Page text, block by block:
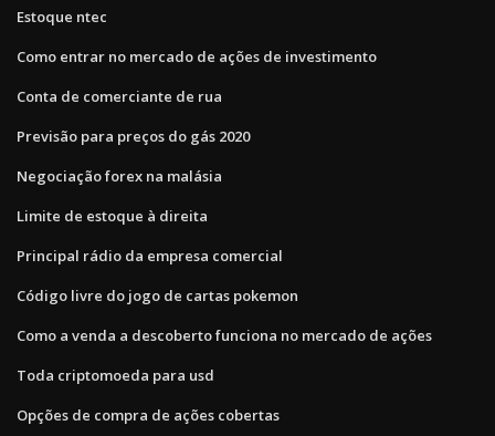
Estoque ntec
Como entrar no mercado de ações de investimento
Conta de comerciante de rua
Previsão para preços do gás 2020
Negociação forex na malásia
Limite de estoque à direita
Principal rádio da empresa comercial
Código livre do jogo de cartas pokemon
Como a venda a descoberto funciona no mercado de ações
Toda criptomoeda para usd
Opções de compra de ações cobertas